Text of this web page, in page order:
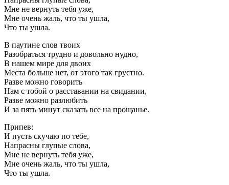
Мне не вернуть тебя уже,
Мне очень жаль, что ты ушла,
Что ты ушла.
В паутине слов твоих
Разобраться трудно и довольно нудно,
В нашем мире для двоих
Места больше нет, от этого так грустно.
Разве можно говорить
Нам с тобой о расставании на свидании,
Разве можно разлюбить
И за пять минут сказать все на прощанье.
Припев:
И пусть скучаю по тебе,
Напрасны глупые слова,
Мне не вернуть тебя уже,
Мне очень жаль, что ты ушла,
Что ты ушла.